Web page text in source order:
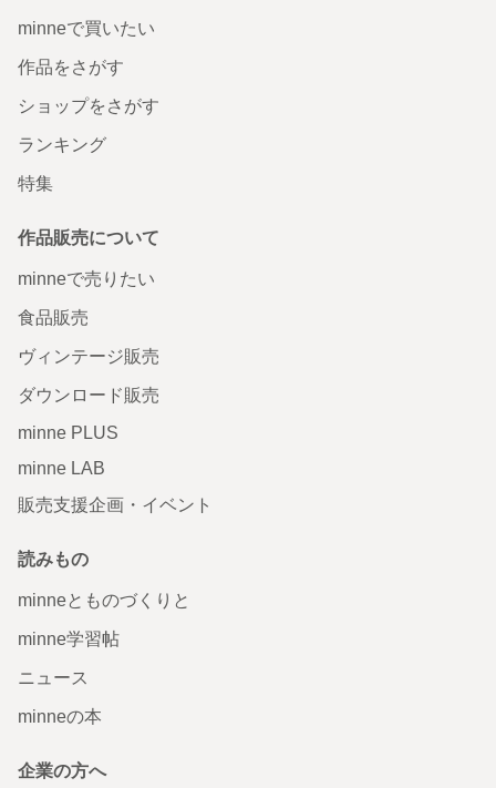
minneで買いたい
作品をさがす
ショップをさがす
ランキング
特集
作品販売について
minneで売りたい
食品販売
ヴィンテージ販売
ダウンロード販売
minne PLUS
minne LAB
販売支援企画・イベント
読みもの
minneとものづくりと
minne学習帖
ニュース
minneの本
企業の方へ